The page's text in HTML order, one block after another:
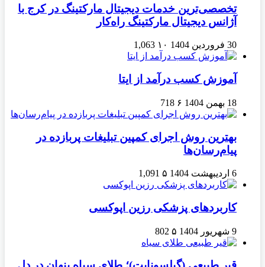
تخصصی‌ترین خدمات دیجیتال مارکتینگ در کرج با
آژانس دیجیتال مارکتینگ راه‌کار
30 فروردین 1404 ۱۰ 1,063
آموزش کسب درآمد از ایتا
18 بهمن 1404 ۶ 718
بهترین روش اجرای کمپین تبلیغات پربازده در
پیام‌رسان‌ها
6 اردیبهشت 1404 ۵ 1,091
کاربردهای پزشکی رزین اپوکسی
9 شهریور 1404 ۵ 802